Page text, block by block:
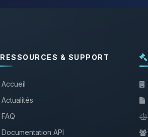
RESSOURCES & SUPPORT
Accueil
Actualités
FAQ
Documentation API